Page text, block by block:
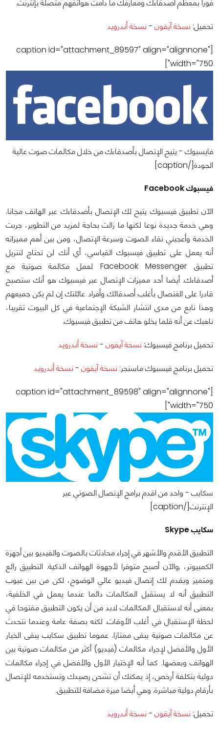
فورا بمعظم أصدقاءك ومعارفك ما دامت هواتفهم متصلة بإنترنت.‬
تحميل: نسخة آيفون - نسخة أندرويد
[caption id="attachment_89597" align="alignnone"
width="750"]
فايسبوك - يتيح الإتصال بأصدقاءك من خلال مكالمات صوت عالية
الجودة[/caption]
‫فيسبوك Facebook
‫الآن تطبيق فيسبوك يتيح لك الإتصال بأصدقاءك عبر الهاتف مجانا.
وهي خدمة جديدة نوعا لكنها ما زالت بحاجة لمزيد من التطوير، جربت
الخدمة وأعجبني نقاء الصوت وسرعة الإتصال، ومن بين أهم مميزاته
أنه يعمل على تطبيق فيسبوك القياسي، أي أنك لن تحتاج لتنزيل
تطبيق Facebook Messenger لعمل مكالمة صوتية مع
أصدقاءك. ‬أيضا أحد مميزات الإتصال عبر فيسبوك هو أنك ستصبح
قادرا على الغتصال بأغلب أصدقائك وأفراد عائلتك إن لم يكن جميعهم
وهذا نابع من مدى انتشار الشبكة الإجتماعية في كل البيوت تقريبا،
ناهيك عن أنه قلما يخلو هاتف من تطبيق فيسبوك.
تحميل برنامج فيسبوك: نسخة آيفون - نسخة أندرويد
تحميل برنامج فيسبوك ماسنجر: نسخة آيفون - نسخة أندرويد
[caption id="attachment_89598" align="alignnone"
width="750"]
سكايب - واحد من اقدم برامج الإتصال الصوتي عبر
الإنترنت[/caption]
سكايب Skype
‫التطبيق الأقدم والأشهر في إجراء محادثات بالصوت والفيديو بين أجهزة
الكمبيوتر، ,والآن أصبح متوفرا لأجهوة الهواتف الذكية. التطبيق رائع
ومتميز ويقدم لك إتصال فيديو عالي الوضوح، لكن من بين عيوب
التطبيق أنه لا يستقبل المكالمات دائما عندما يعمل في الخلفية،
بمعنى أنه لاستقبال المكالمات لابد من أن يكون التطبيق مفتوحا في
لحظة الإستقبال في أغلب الأوقات. لكنه بصفة عامة وعندما نتحدث
عن مكالمات صوتية يبقى ممتازا. عموما تطبيق سكايب يبقى الخيار
الأول والأفضل لإجراء مكالمات (فيديو) أكثر من مكالمات صوتية بين
الهواتف وبعضها.‬ كما أنه الإختيار الأول والأفضل في إجراء مكالمات
دولية بتكلفة أرخص، إذ يمكنك أن تشحن رصيدك وتستخدمه للإتصال
بأرقام دولية مباشرة. وهي أيضا ميزة مضافة للتطبيق.
تحميل: نسخة آيفون - نسخة أندرويد